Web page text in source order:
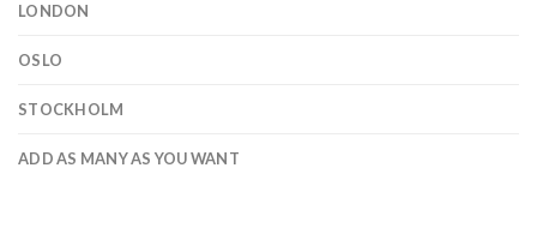
LONDON
OSLO
STOCKHOLM
ADD AS MANY AS YOU WANT